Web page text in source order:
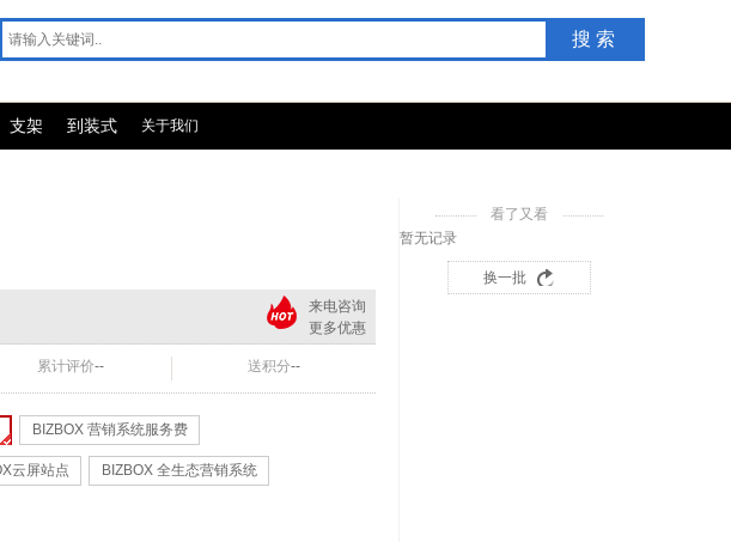
搜索
支架 到装式 关于我们
来电咨询
更多优惠
累计评价-- 送积分--
BIZBOX 营销系统服务费
云屏站点 BIZBOX 全生态营销系统
看了又看
暂无记录
换一批